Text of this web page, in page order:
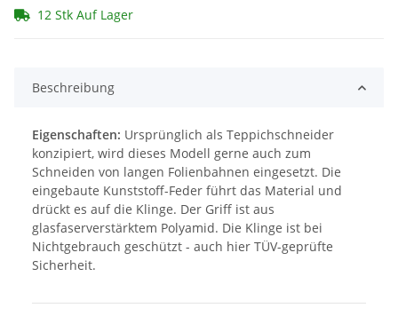
12 Stk Auf Lager
Beschreibung
Eigenschaften: Ursprünglich als Teppichschneider
konzipiert, wird dieses Modell gerne auch zum
Schneiden von langen Folienbahnen eingesetzt. Die
eingebaute Kunststoff-Feder führt das Material und
drückt es auf die Klinge. Der Griff ist aus
glasfaserverstärktem Polyamid. Die Klinge ist bei
Nichtgebrauch geschützt - auch hier TÜV-geprüfte
Sicherheit.